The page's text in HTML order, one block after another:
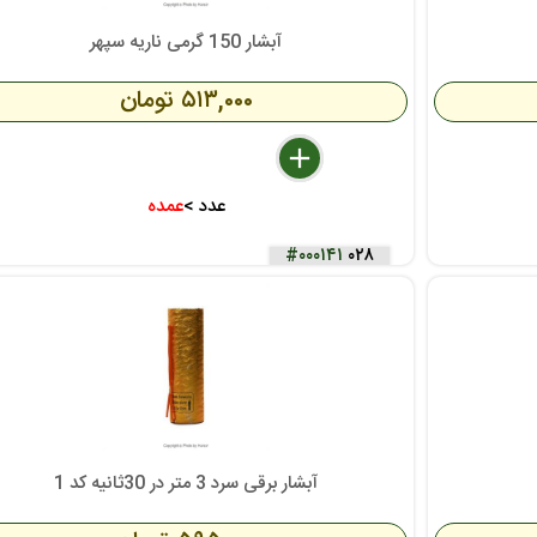
آبشار 150 گرمی ناریه سپهر
۵۱۳,۰۰۰ تومان
delete
remove
add
عدد >عمده
#۰۰۰۱۴۱ ۰۲۸
آبشار برقی سرد 3 متر در 30ثانیه کد 1